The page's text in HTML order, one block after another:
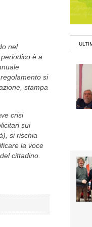
nel
è a
si
stampa
crisi
sui
si rischia
la voce
cittadino.